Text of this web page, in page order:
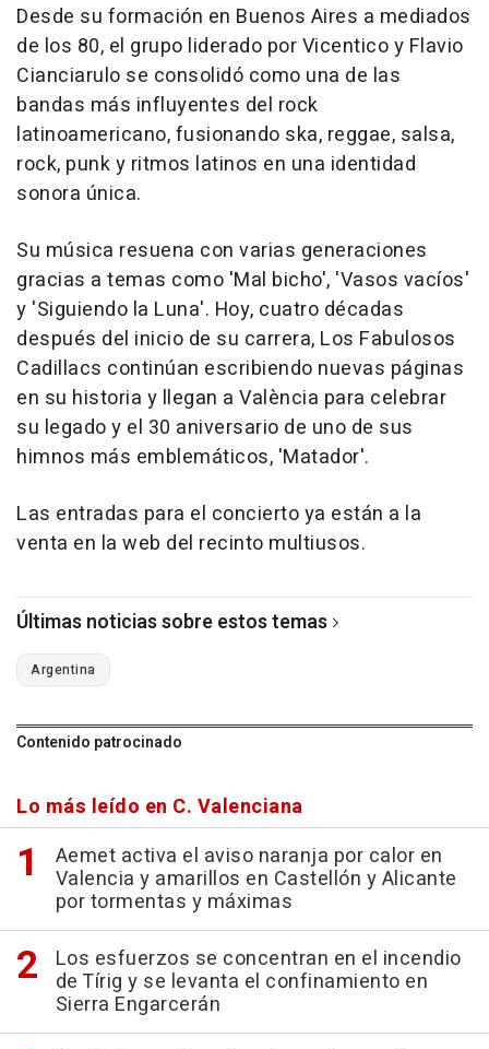
Desde su formación en Buenos Aires a mediados
de los 80, el grupo liderado por Vicentico y Flavio
Cianciarulo se consolidó como una de las
bandas más influyentes del rock
latinoamericano, fusionando ska, reggae, salsa,
rock, punk y ritmos latinos en una identidad
sonora única.
Su música resuena con varias generaciones
gracias a temas como 'Mal bicho', 'Vasos vacíos'
y 'Siguiendo la Luna'. Hoy, cuatro décadas
después del inicio de su carrera, Los Fabulosos
Cadillacs continúan escribiendo nuevas páginas
en su historia y llegan a València para celebrar
su legado y el 30 aniversario de uno de sus
himnos más emblemáticos, 'Matador'.
Las entradas para el concierto ya están a la
venta en la web del recinto multiusos.
Últimas noticias sobre estos temas
Argentina
Contenido patrocinado
Lo más leído en C. Valenciana
Aemet activa el aviso naranja por calor en
Valencia y amarillos en Castellón y Alicante
por tormentas y máximas
Los esfuerzos se concentran en el incendio
de Tírig y se levanta el confinamiento en
Sierra Engarcerán